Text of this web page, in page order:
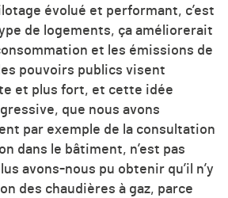
évolué et performant, c’est
de logements, ça améliorerait
et les émissions de
pouvoirs publics visent
et plus fort, et cette idée
que nous avons
par exemple de la consultation
dans le bâtiment, n’est pas
avons-nous pu obtenir qu’il n’y
des chaudières à gaz, parce